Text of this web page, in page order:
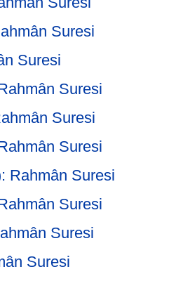
Suresi
Suresi
Suresi
Suresi
Suresi
Rahmân Suresi
Suresi
Suresi
Suresi